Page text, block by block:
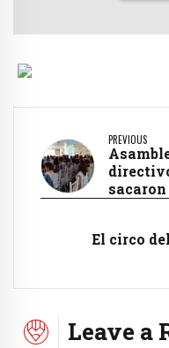
PREVIOUS
El circo
Leave a